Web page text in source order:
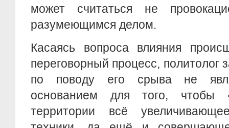
может считаться не
разумеющимся делом.
Касаясь вопроса влияния
переговорный процесс, политолог
по поводу его срыва не
основанием для того, чтобы
территории всё